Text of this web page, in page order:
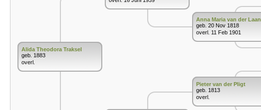
Alida Theodora Traksel
geb. 1883
overl.
Anna Maria van der Laan
geb. 20 Nov 1818
overl. 11 Feb 1901
Pieter van der Pligt
geb. 1813
overl.